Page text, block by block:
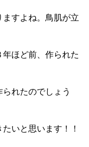
すよね。鳥肌が立
年ほど前、作られた
れたのでしょう
いと思います！！